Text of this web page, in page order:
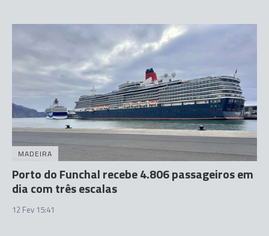
MADEIRA
Porto do Funchal recebe 4.806 passageiros em
dia com três escalas
12 Fev 15:41